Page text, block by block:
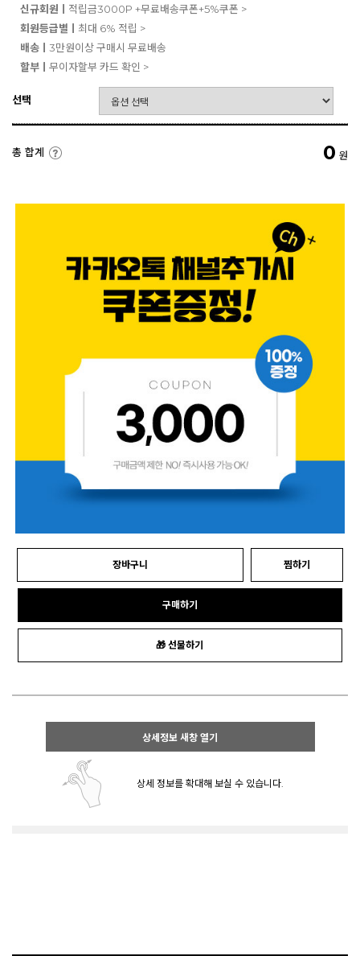
신규회원ㅣ 적립금3000P +무료배송쿠폰+5%쿠폰 >
회원등급별ㅣ 최대 6% 적립 >
배송ㅣ 3만원이상 구매시 무료배송
할부ㅣ 무이자할부 카드 확인 >
선택
총 합계 0 원
장바구니 찜하기
구매하기
🎁 선물하기
상세정보 새창 열기
상세 정보를 확대해 보실 수 있습니다.